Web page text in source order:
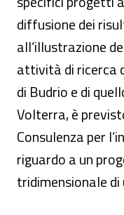
diffusione dei
all’illustrazione
attività di ricerca
di Budrio e di
Volterra, è
Consulenza per
riguardo a un
tridimensionale